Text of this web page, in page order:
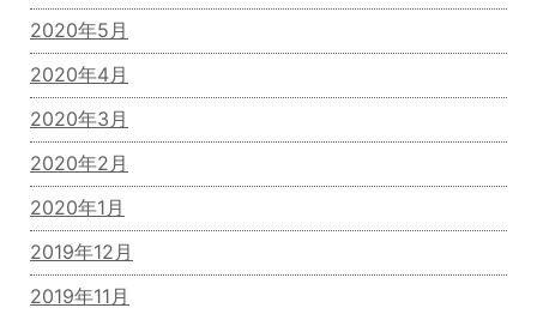
2020年5月
2020年4月
2020年3月
2020年2月
2020年1月
2019年12月
2019年11月